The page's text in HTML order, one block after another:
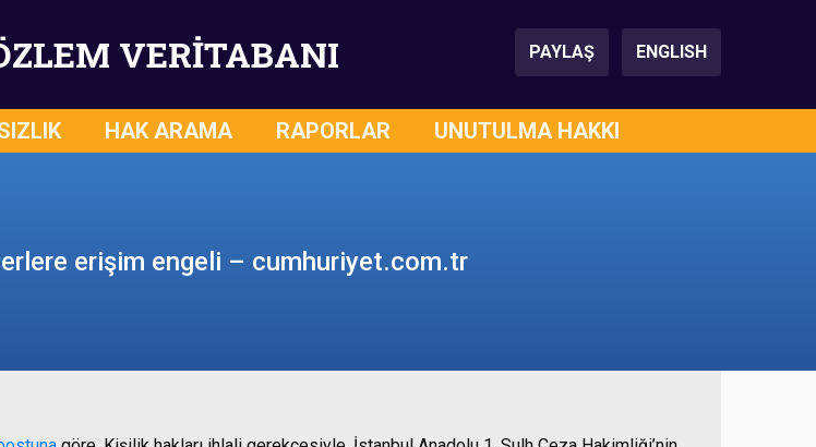
VERİTABANI PAYLAŞ ENGLISH
HAK ARAMA RAPORLAR UNUTULMA HAKKI
erişim engeli – cumhuriyet.com.tr